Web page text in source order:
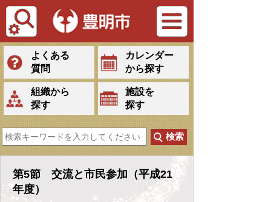
Tiếng Việt
よくある
質問
カレンダー
から探す
組織から
探す
施設を
探す
第5節 交流と市民参加（平成21
年度）